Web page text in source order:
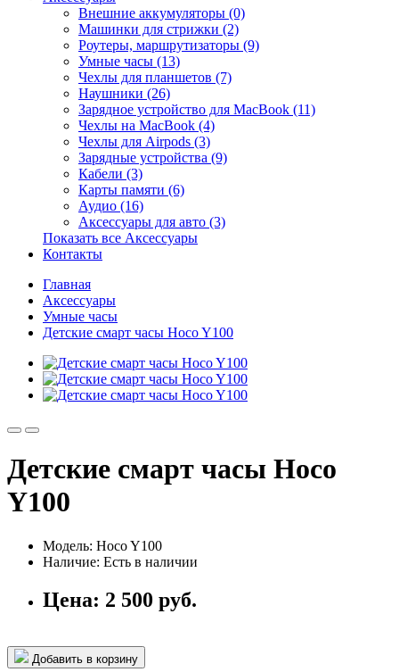
Внешние аккумуляторы (0)
Машинки для стрижки (2)
Роутеры, маршрутизаторы (9)
Умные часы (13)
Чехлы для планшетов (7)
Наушники (26)
Зарядное устройство для MacBook (11)
Чехлы на MacBook (4)
Чехлы для Airpods (3)
Зарядные устройства (9)
Кабели (3)
Карты памяти (6)
Аудио (16)
Аксессуары для авто (3)
Показать все Аксессуары
Контакты
Главная
Аксессуары
Умные часы
Детские смарт часы Hoco Y100
Детские смарт часы Hoco
Y100
Модель: Hoco Y100
Наличие: Есть в наличии
Цена: 2 500 руб.
Добавить в корзину